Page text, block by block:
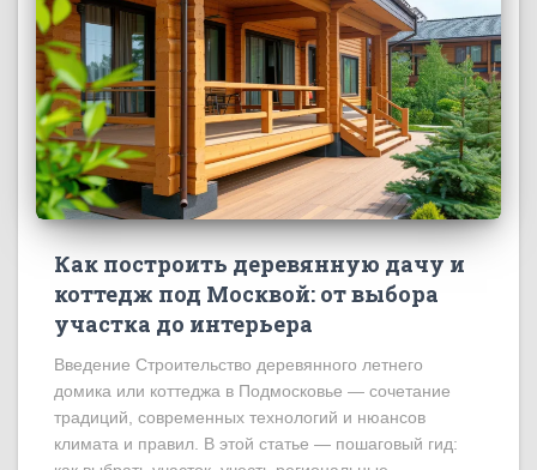
Как построить деревянную дачу и
коттедж под Москвой: от выбора
участка до интерьера
Введение Строительство деревянного летнего
домика или коттеджа в Подмосковье — сочетание
традиций, современных технологий и нюансов
климата и правил. В этой статье — пошаговый гид: